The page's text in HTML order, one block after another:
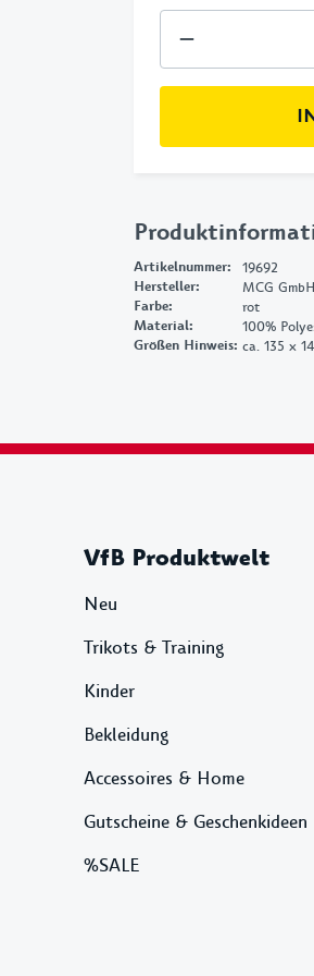
Artikelnummer: 19692
Hersteller:
Farbe: rot
Material: 100%
Größen Hinweis: ca. 135 x
VfB Produktwelt
Neu
Trikots & Training
Kinder
Bekleidung
Accessoires & Home
Gutscheine & Geschenkideen
%SALE